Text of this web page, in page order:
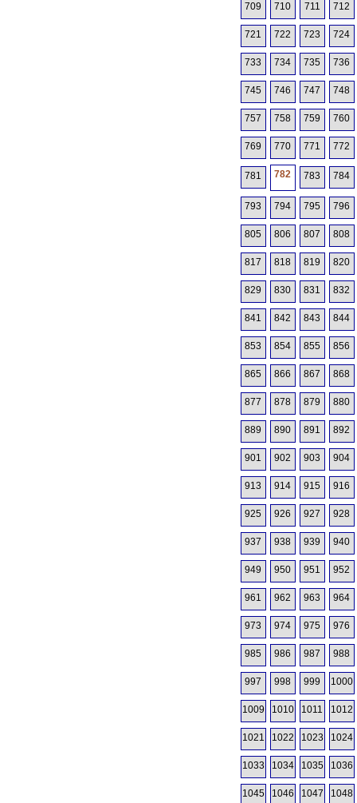
709 710 711 712
721 722 723 724
733 734 735 736
745 746 747 748
757 758 759 760
769 770 771 772
781 782 783 784
793 794 795 796
805 806 807 808
817 818 819 820
829 830 831 832
841 842 843 844
853 854 855 856
865 866 867 868
877 878 879 880
889 890 891 892
901 902 903 904
913 914 915 916
925 926 927 928
937 938 939 940
949 950 951 952
961 962 963 964
973 974 975 976
985 986 987 988
997 998 999 1000
1009 1010 1011 1012
1021 1022 1023 1024
1033 1034 1035 1036
1045 1046 1047 1048